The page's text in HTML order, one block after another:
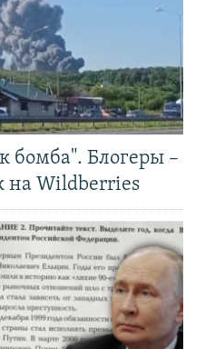
бомба". Блогеры –
на Wildberries